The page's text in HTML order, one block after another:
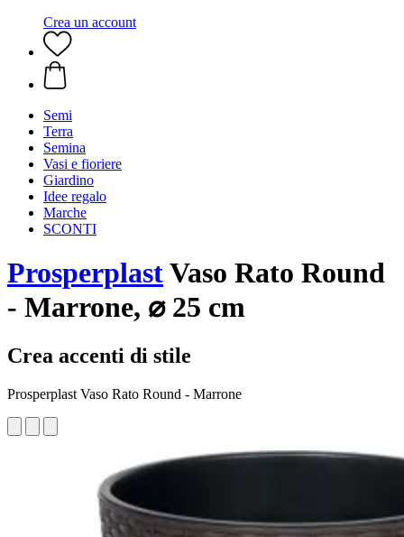
Crea un account
Semi
Terra
Semina
Vasi e fioriere
Giardino
Idee regalo
Marche
SCONTI
ProsperplastVaso Rato Round
- Marrone, ⌀ 25 cm
Crea accenti di stile
Prosperplast Vaso Rato Round - Marrone